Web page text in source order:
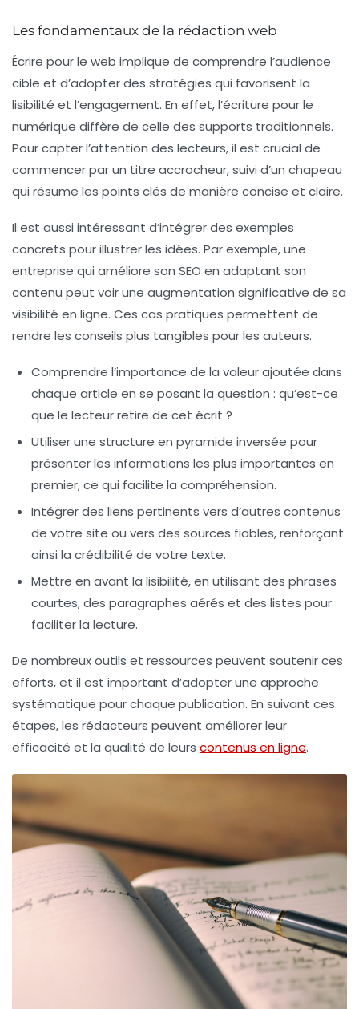
Les fondamentaux de la rédaction web
Écrire pour le web implique de comprendre l’audience
cible et d’adopter des stratégies qui favorisent la
lisibilité et l’engagement. En effet, l’écriture pour le
numérique diffère de celle des supports traditionnels.
Pour capter l’attention des lecteurs, il est crucial de
commencer par un titre accrocheur, suivi d’un chapeau
qui résume les points clés de manière concise et claire.
Il est aussi intéressant d’intégrer des exemples
concrets pour illustrer les idées. Par exemple, une
entreprise qui améliore son SEO en adaptant son
contenu peut voir une augmentation significative de sa
visibilité en ligne. Ces cas pratiques permettent de
rendre les conseils plus tangibles pour les auteurs.
Comprendre l’importance de la valeur ajoutée dans
chaque article en se posant la question : qu’est-ce
que le lecteur retire de cet écrit ?
Utiliser une structure en pyramide inversée pour
présenter les informations les plus importantes en
premier, ce qui facilite la compréhension.
Intégrer des liens pertinents vers d’autres contenus
de votre site ou vers des sources fiables, renforçant
ainsi la crédibilité de votre texte.
Mettre en avant la lisibilité, en utilisant des phrases
courtes, des paragraphes aérés et des listes pour
faciliter la lecture.
De nombreux outils et ressources peuvent soutenir ces
efforts, et il est important d’adopter une approche
systématique pour chaque publication. En suivant ces
étapes, les rédacteurs peuvent améliorer leur
efficacité et la qualité de leurs contenus en ligne.